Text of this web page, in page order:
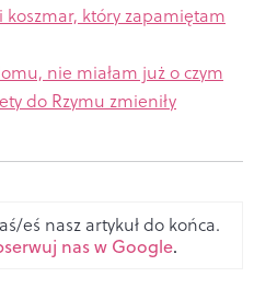
koszmar, który zapamiętam
nie miałam już o czym
do Rzymu zmieniły
eś nasz artykuł do końca.
nas w Google.